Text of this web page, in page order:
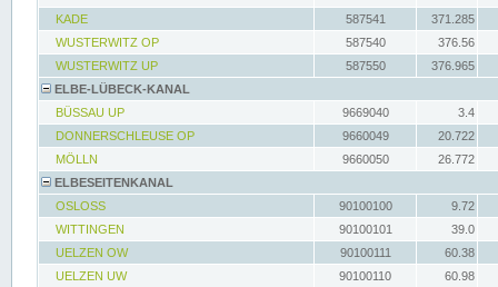
KADE
587541
371.285
WUSTERWITZ OP
587540
376.56
WUSTERWITZ UP
587550
376.965
ELBE-LÜBECK-KANAL
BÜSSAU UP
9669040
3.4
DONNERSCHLEUSE OP
9660049
20.722
MÖLLN
9660050
26.772
ELBESEITENKANAL
OSLOSS
90100100
9.72
WITTINGEN
90100101
39.0
UELZEN OW
90100111
60.38
UELZEN UW
90100110
60.98